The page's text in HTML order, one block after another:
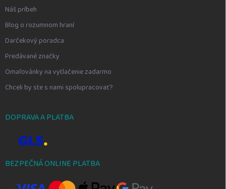
Náš príbeh
Blog o rozumnom hraní
Darčekový poradca
Predávané značky
Omaľovánky na vytlačenie zadarmo
Chceli by ste s nami spolupracovať?
DOPRAVA A PLATBA
BEZPEČNÁ ONLINE PLATBA